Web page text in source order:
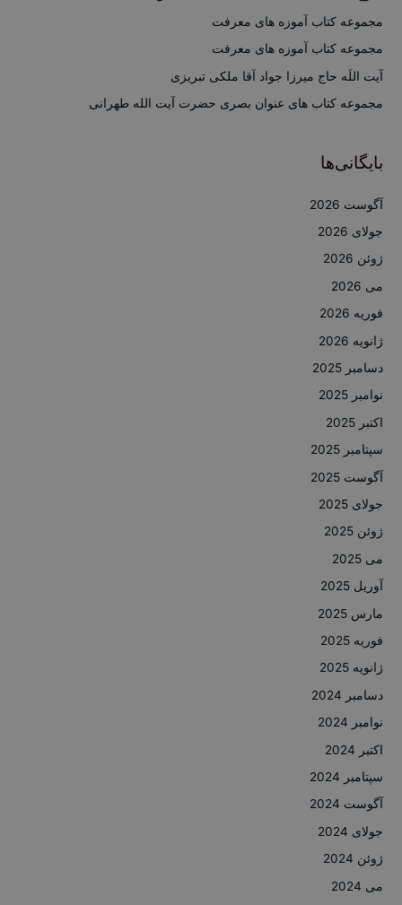
مجموعه کتاب آموزه های معرفت
مجموعه کتاب آموزه های معرفت
آیت اللَه حاج میرزا جواد آقا ملکی تبریزی
مجموعه کتاب های عنوان بصری حضرت آیت الله طهرانی
بایگانی‌ها
آگوست 2026
جولای 2026
ژوئن 2026
می 2026
فوریه 2026
ژانویه 2026
دسامبر 2025
نوامبر 2025
اکتبر 2025
سپتامبر 2025
آگوست 2025
جولای 2025
ژوئن 2025
می 2025
آوریل 2025
مارس 2025
فوریه 2025
ژانویه 2025
دسامبر 2024
نوامبر 2024
اکتبر 2024
سپتامبر 2024
آگوست 2024
جولای 2024
ژوئن 2024
می 2024